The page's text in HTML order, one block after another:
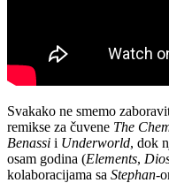
Svakako ne smemo
remikse za čuvene The
Benassi i Underworld, dok
osam godina (Elements,
kolaboracijama sa Stephan-